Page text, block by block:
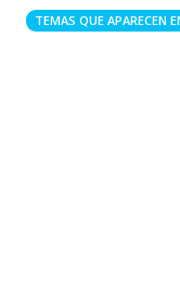
TEMAS QUE APARECEN